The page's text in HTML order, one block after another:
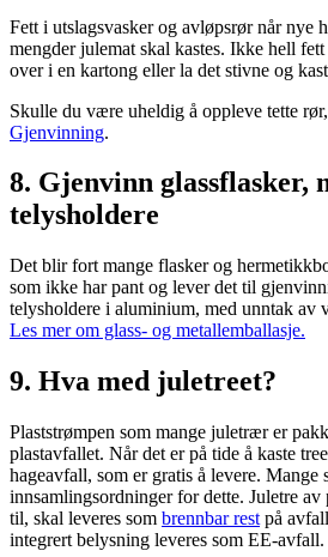
Fett i utslagsvasker og avløpsrør når nye
mengder julemat skal kastes. Ikke hell
over i en kartong eller la det stivne og
Skulle du være uheldig å oppleve tette
Gjenvinning.
8. Gjenvinn glassflasker,
telysholdere
Det blir fort mange flasker og
som ikke har pant og lever det til
telysholdere i aluminium, med unntak av
Les mer om glass- og metallemballasje.
9. Hva med juletreet?
Plaststrømpen som mange juletrær er
plastavfallet. Når det er på tide å kaste
hageavfall, som er gratis å levere. Mange
innsamlingsordninger for dette. Juletre
til, skal leveres som brennbar rest på
integrert belysning leveres som EE-avfall.